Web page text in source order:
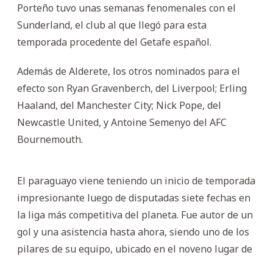
Porteño tuvo unas semanas fenomenales con el
Sunderland, el club al que llegó para esta
temporada procedente del Getafe español.
Además de Alderete, los otros nominados para el
efecto son Ryan Gravenberch, del Liverpool; Erling
Haaland, del Manchester City; Nick Pope, del
Newcastle United, y Antoine Semenyo del AFC
Bournemouth.
El paraguayo viene teniendo un inicio de temporada
impresionante luego de disputadas siete fechas en
la liga más competitiva del planeta. Fue autor de un
gol y una asistencia hasta ahora, siendo uno de los
pilares de su equipo, ubicado en el noveno lugar de